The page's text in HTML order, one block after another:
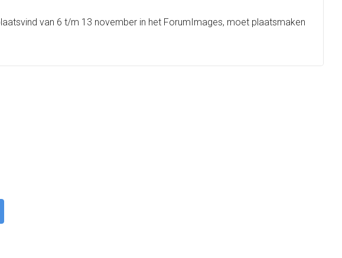
van 6 t/m 13 november in het ForumImages, moet plaatsmaken